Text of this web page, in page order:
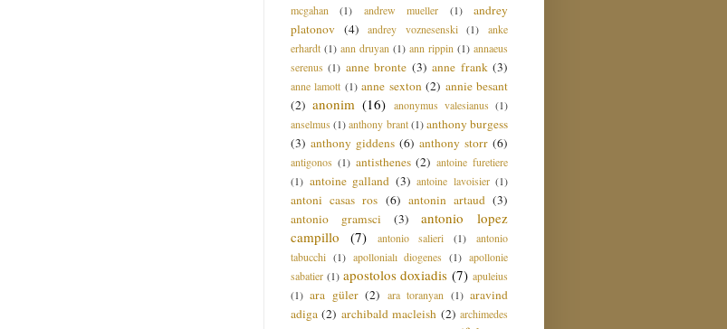
mcgahan
(1) andrew mueller (1)
andrey
platonov (4) andrey voznesenski (1)
anke
erhardt (1) ann druyan (1) ann rippin (1) annaeus
serenus (1) anne bronte (3) anne frank (3)
anne lamott (1) anne sexton (2) annie besant
(2) anonim (16) anonymus valesianus (1)
anselmus (1) anthony brant (1) anthony burgess
(3) anthony giddens (6) anthony storr (6)
antigonos (1) antisthenes (2) antoine furetiere
(1) antoine galland (3) antoine lavoisier (1)
antoni casas ros (6) antonin artaud (3)
antonio gramsci
(3)
antonio lopez
campillo
(7) antonio salieri (1)
antonio
tabucchi (1) apollonialı diogenes (1) apollonie
sabatier (1) apostolos doxiadis (7) apuleius
(1) ara güler (2) ara toranyan (1) aravind
adiga (2) archibald macleish (2) archimedes